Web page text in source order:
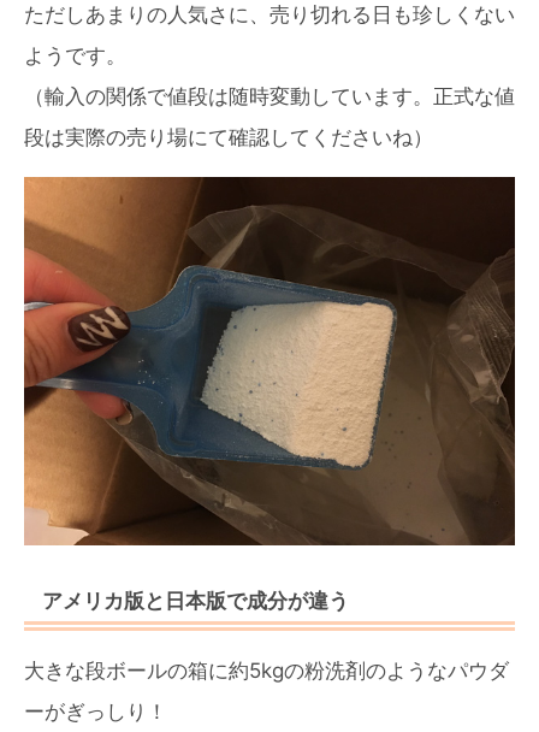
ただしあまりの人気さに、売り切れる日も珍しくない
ようです。
（輸入の関係で値段は随時変動しています。正式な値
段は実際の売り場にて確認してくださいね）
アメリカ版と日本版で成分が違う
大きな段ボールの箱に約5kgの粉洗剤のようなパウダ
ーがぎっしり！